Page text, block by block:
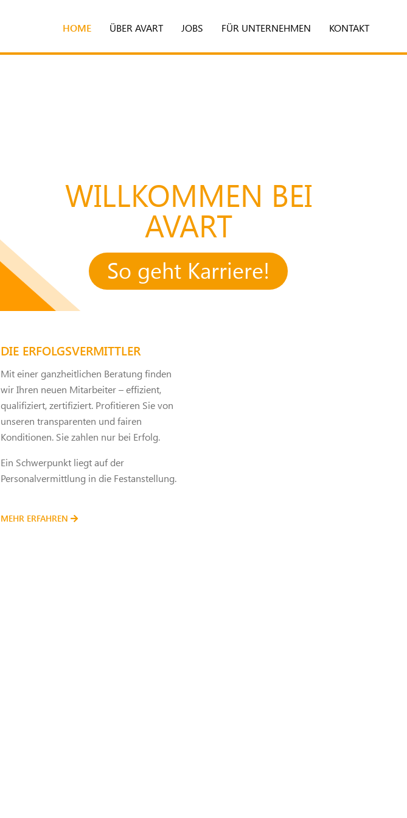
HOME ÜBER AVART JOBS FÜR UNTERNEHMEN KONTAKT
WILLKOMMEN BEI
AVART
So geht Karriere!
DIE ERFOLGSVERMITTLER
Mit einer ganzheitlichen Beratung finden
wir Ihren neuen Mitarbeiter – effizient,
qualifiziert, zertifiziert. Profitieren Sie von
unseren transparenten und fairen
Konditionen. Sie zahlen nur bei Erfolg.
Ein Schwerpunkt liegt auf der
Personalvermittlung in die Festanstellung.
MEHR ERFAHREN